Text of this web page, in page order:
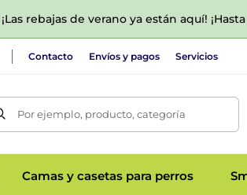
rebajas de verano ya están aquí!
Contacto Envíos y pagos Servicios
Por ejemplo, producto, categoría
Camas y casetas para perros